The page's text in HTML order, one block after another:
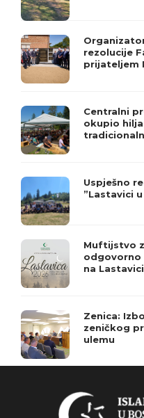
rezolucije
prijateljem
Centralni
okupio
Uspješno
”Lastavici
Muftijstvo
odgovorno
na Lastavici
Zenica:
zeničkog
ulemu